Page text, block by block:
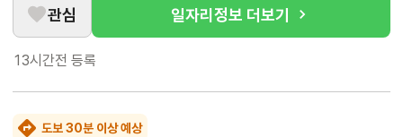
관심 일자리정보 더보기
13시간전 등록
도보 30분 이상 예상